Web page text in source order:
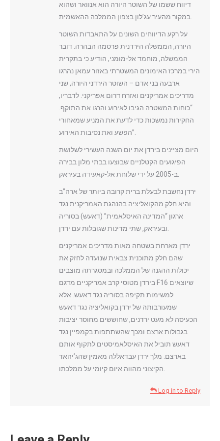
דיווח ששמו של השוטר היורה הוא אנוואר ושהוא
על רקע הדיווחים השונים על התאבדות השוטר
היורה, הממשלה הירדנית פרסמה הבהרה. דובר
הממשלה, מוחמד אל-מומני, הודיע כי בתקרית
הירי במרכז האימונים המשטרתי באזור עמאן נהרגו
ארבעה בני אדם – השוטר הירדני היורה, שני
מדריכים אמריקנים ואזרח דרום אפריקני. לדבריו,
“כוחות המשטרה הגיבו לאירוע והרגו את התוקף.
החקירות נמשכות כדי לדעת את המניע שמאחורי
הפשע ואת נסיבות האירוע”.
היום מציינים בירדן את יום השנה העשירי לשלושת
הפיגועים הקטלניים שבוצעו בבתי מלון בבירה
ירדן נחשבת לבעלת ברית קרובה ביותר של ארה”ב
והיא חלק מהקואליציה בהנהגת האמריקנית נגד
ארגון “המדינה האיסלאמית” (דאעש) בסוריה
ירדן מארחת בשטחה מאות מדריכים אמריקנים
שהם חלק מתוכנית צבאית שנועדה לחזק את
יכולות ההגנה של הממלכה ובמסגרתה מוצבים
בירדן מטוסי קרב אמריקניים מדגם F16 שיוצאים
למשימות תקיפה בסוריה נגד דאעש. אלא
שמעורבותה של ירדן בקואליציה נגד דאעש
הכעיסה לא מעט ירדנים, שחוששים מחוסר יציבות
בגבולות ארצם ומכך שהשתתפות בקמפיין נגד
דאעש תוביל את האיסלאמיסטים לתקוף אותם
בארצם. מלך ירדן עבדאללה מאמין שהג’יהאד
Log in to Reply